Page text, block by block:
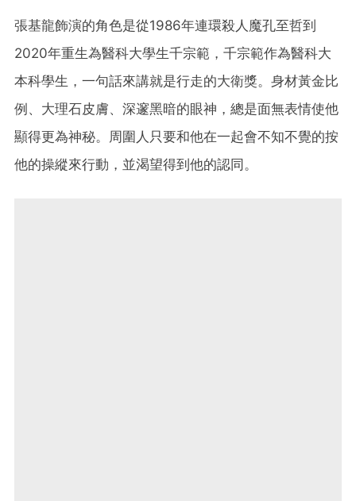
張基龍飾演的角色是從1986年連環殺人魔孔至哲到
2020年重生為醫科大學生千宗範，千宗範作為醫科大
本科學生，一句話來講就是行走的大衛獎。身材黃金比
例、大理石皮膚、深邃黑暗的眼神，總是面無表情使他
顯得更為神秘。周圍人只要和他在一起會不知不覺的按
他的操縱來行動，並渴望得到他的認同。